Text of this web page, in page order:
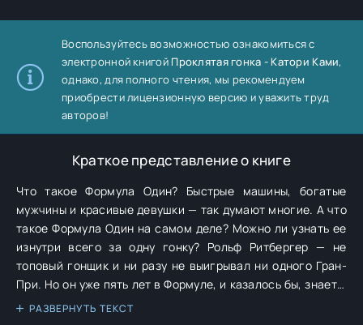
Воспользуйтесь возможностью ознакомиться с
электронной книгой Проклятая гонка - Катори Ками,
однако, для полного чтения, мы рекомендуем
приобрести лицензионную версию и уважить труд
авторов!
Краткое представление о книге
Что такое Формула Один? Быстрые машины, богатые
мужчины и красивые девушки — так думают многие. А что
такое Формула Один на самом деле? Можно ли узнать ее
изнутри всего за одну гонку? Рольф Ритбергер — не
топовый гонщик и ни разу не выигрывал ни одного Гран-
При. Но он уже пять лет в Формуле, и казалось бы, знает о
ней всё. Но если свой болид он действительно знает до
РАЗВЕРНУТЬ ТЕКСТ